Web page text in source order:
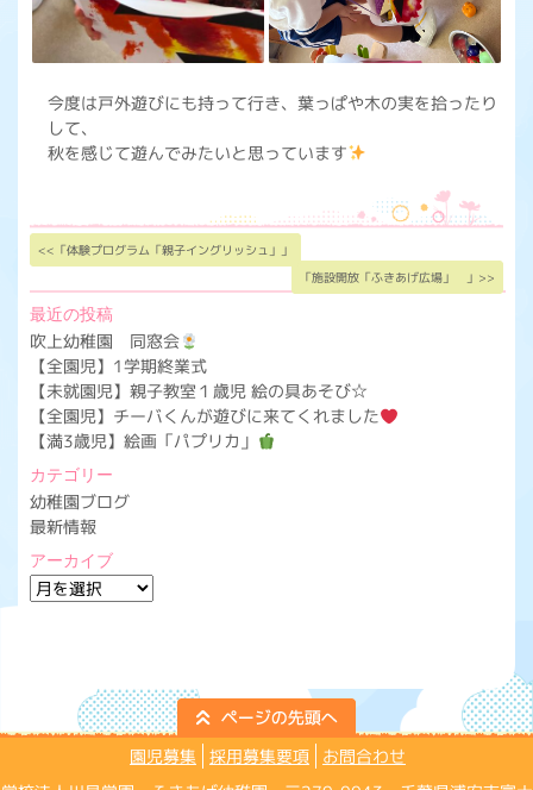
今度は戸外遊びにも持って行き、葉っぱや木の実を拾ったり
して、
秋を感じて遊んでみたいと思っています
<<「体験プログラム「親子イングリッシュ」」
「施設開放「ふきあげ広場」 」>>
最近の投稿
吹上幼稚園 同窓会
【全園児】1学期終業式
【未就園児】親子教室１歳児 絵の具あそび☆
【全園児】チーバくんが遊びに来てくれました
【満3歳児】絵画「パプリカ」
カテゴリー
幼稚園ブログ
最新情報
アーカイブ
ア
園児募集 採用募集要項
お問合わせ